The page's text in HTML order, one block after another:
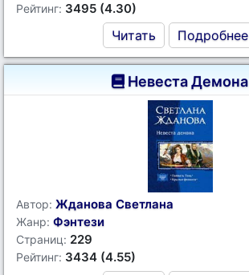
Рейтинг: 3495 (4.30)
Читать Подробнее
Невеста Демона
Автор: Жданова Светлана
Жанр: Фэнтези
Страниц: 229
Рейтинг: 3434 (4.55)